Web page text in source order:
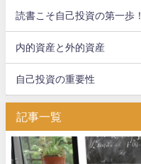
読書こそ自己投資の第一歩！
内的資産と外的資産
自己投資の重要性
記事一覧